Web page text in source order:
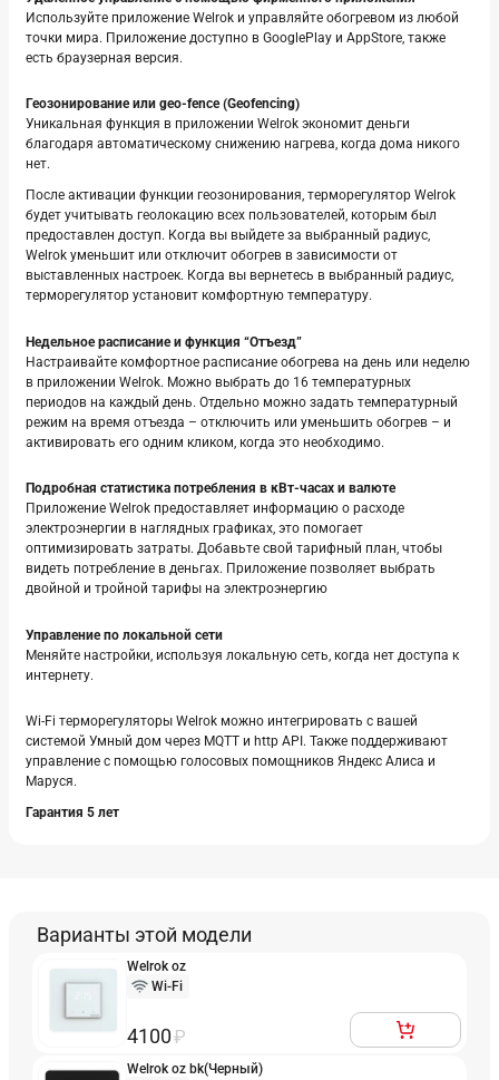
Используйте приложение Welrok и управляйте обогревом из любой
точки мира. Приложение доступно в GooglePlay и AppStore, также
есть браузерная версия.
Геозонирование или geo-fence (Geofencing)
Уникальная функция в приложении Welrok экономит деньги
благодаря автоматическому снижению нагрева, когда дома никого
нет.
После активации функции геозонирования, терморегулятор Welrok
будет учитывать геолокацию всех пользователей, которым был
предоставлен доступ. Когда вы выйдете за выбранный радиус,
Welrok уменьшит или отключит обогрев в зависимости от
выставленных настроек. Когда вы вернетесь в выбранный радиус,
терморегулятор установит комфортную температуру.
Недельное расписание и функция “Отъезд”
Настраивайте комфортное расписание обогрева на день или неделю
в приложении Welrok. Можно выбрать до 16 температурных
периодов на каждый день. Отдельно можно задать температурный
режим на время отъезда – отключить или уменьшить обогрев – и
активировать его одним кликом, когда это необходимо.
Подробная статистика потребления в кВт-часах и валюте
Приложение Welrok предоставляет информацию о расходе
электроэнергии в наглядных графиках, это помогает
оптимизировать затраты. Добавьте свой тарифный план, чтобы
видеть потребление в деньгах. Приложение позволяет выбрать
двойной и тройной тарифы на электроэнергию
Управление по локальной сети
Меняйте настройки, используя локальную сеть, когда нет доступа к
интернету.
Wi-Fi терморегуляторы Welrok можно интегрировать с вашей
системой Умный дом через MQTT и http API. Также поддерживают
управление с помощью голосовых помощников Яндекс Алиса и
Маруся.
Гарантия 5 лет
Варианты этой модели
Welrok oz
Wi-Fi
4100
Welrok oz bk(Черный)